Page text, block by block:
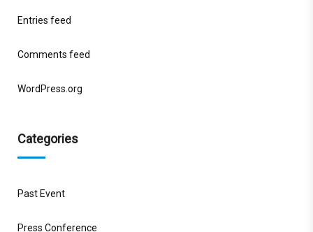
Entries feed
Comments feed
WordPress.org
Categories
Past Event
Press Conference